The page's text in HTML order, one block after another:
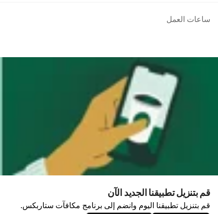
ساعات العمل
قم بتنزيل تطبيقنا الجديد الآن
قم بتنزيل تطبيقنا اليوم وانضم إلى برنامج مكافآت ستاربكس.